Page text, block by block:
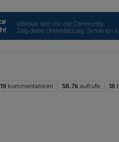
19 kommentatoren 58.7k aufrufe 18